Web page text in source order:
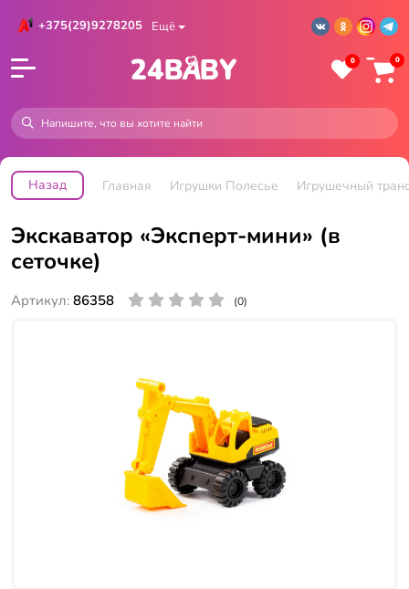
+375(29)9278205 Ещё
0 0
Назад Главная Игрушки Полесье Игрушечный
Экскаватор «Эксперт-мини» (в
сеточке)
Артикул: 86358 (0)